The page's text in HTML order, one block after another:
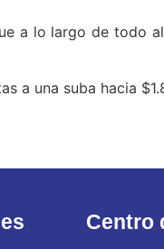
a lo largo de todo
a una suba hacia
Centro